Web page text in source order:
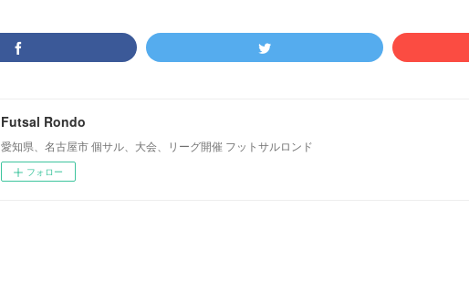
Futsal Rondo
愛知県、名古屋市 個サル、大会、リーグ開催 フットサルロンド
フォロー